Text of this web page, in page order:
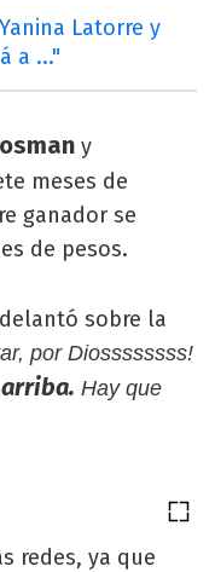
Latorre y
a ..."
y
meses de
ganador se
de pesos.
sobre la
por Diossssssss!
Hay que
redes, ya que